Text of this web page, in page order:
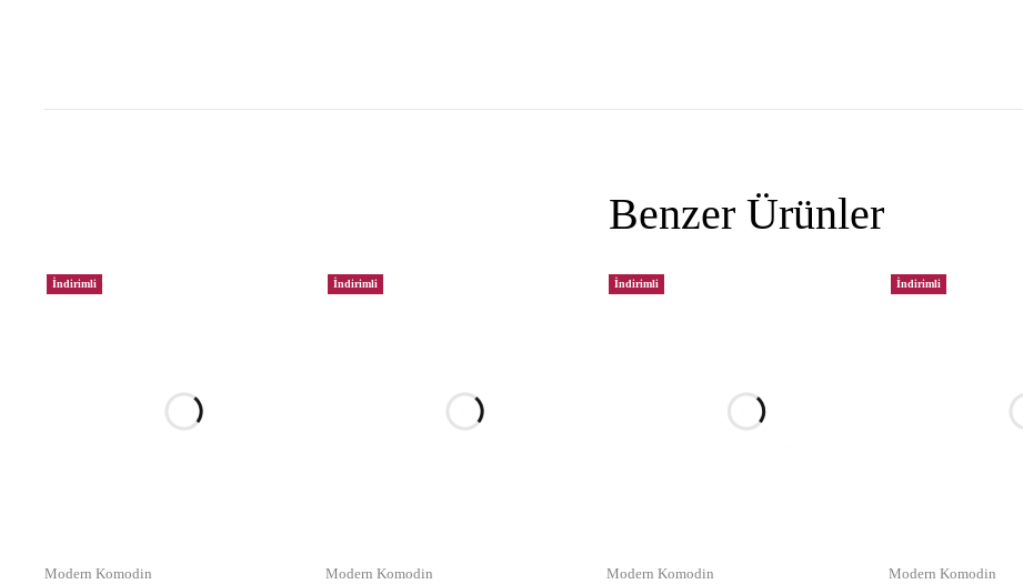
Benzer Ürünler
İndirimli
Modern Komodin
İndirimli
Modern Komodin
İndirimli
Modern Komodin
İndirimli
Modern Komodin